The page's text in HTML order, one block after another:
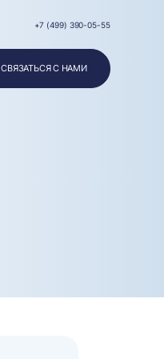
+7 (499) 390-05-55
СВЯЗАТЬСЯ С НАМИ